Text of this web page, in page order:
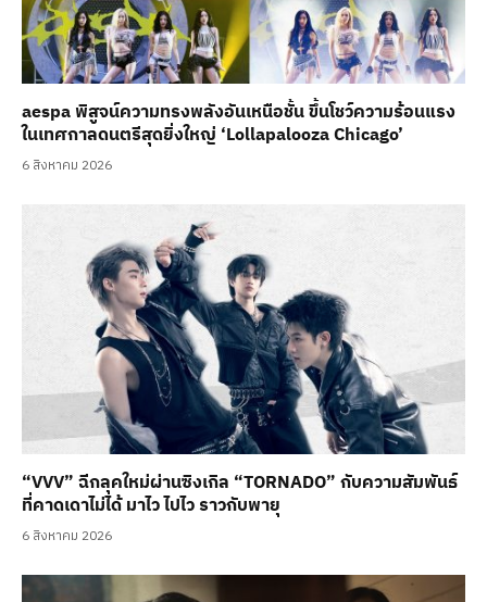
aespa พิสูจน์ความทรงพลังอันเหนือชั้น ขึ้นโชว์ความร้อนแรง
ในเทศกาลดนตรีสุดยิ่งใหญ่ ‘Lollapalooza Chicago’
6 สิงหาคม 2026
“VVV” ฉีกลุคใหม่ผ่านซิงเกิล “TORNADO” กับความสัมพันธ์
ที่คาดเดาไม่ได้ มาไว ไปไว ราวกับพายุ
6 สิงหาคม 2026